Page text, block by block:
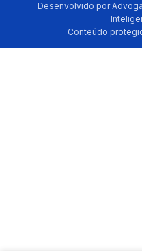
Desenvolvido por
Conteúdo